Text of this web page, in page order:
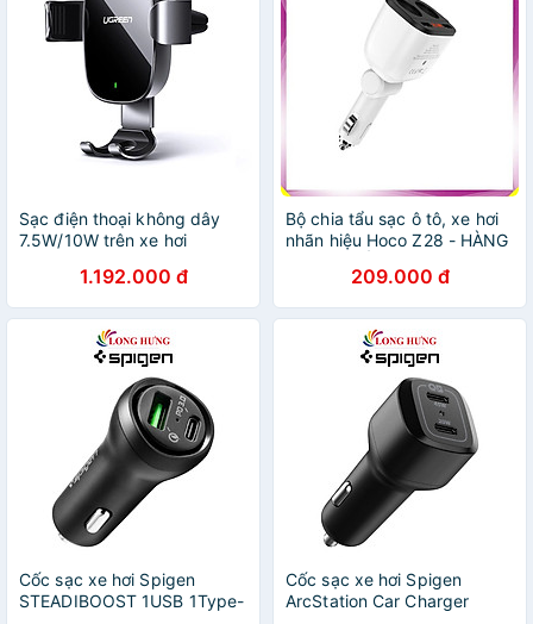
Sạc điện thoại không dây
7.5W/10W trên xe hơi
chính hãng1.192.000 đ
Bộ chia tẩu sạc ô tô, xe hơi
nhãn hiệu Hoco Z28 - HÀNG
209.000 đ
Cốc sạc xe hơi Spigen
STEADIBOOST 1USB 1Type-
Cốc sạc xe hơi Spigen
ArcStation Car Charger